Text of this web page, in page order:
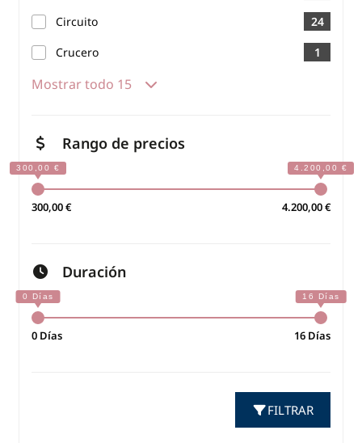
Circuito
24
Crucero
1
Mostrar todo 15
Rango de precios
300,00 € 4.200,00 €
Duración
0 Días 16 Días
FILTRAR